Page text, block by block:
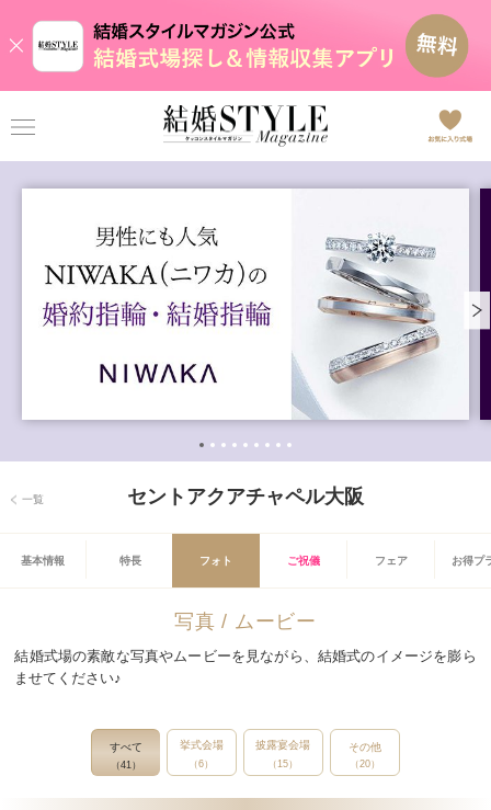
一覧 セントアクアチャペル大阪
基本情報 特長 フォト ご祝儀 フェア お得プ
写真 / ムービー
結婚式場の素敵な写真やムービーを見ながら、結婚式のイメージを膨ら
ませてください♪
すべて
（41）
挙式会場
（6）
披露宴会場
（15）
その他
（20）